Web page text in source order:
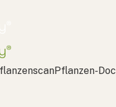
Pflanzen-Doc